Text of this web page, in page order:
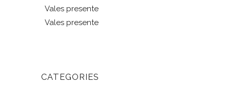
Vales presente
Vales presente
CATEGORIES